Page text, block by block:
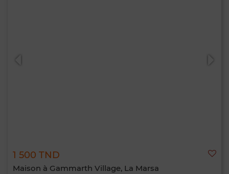
1 500 TND
Maison à Gammarth Village, La Marsa